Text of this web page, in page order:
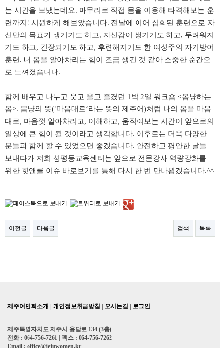
는 시간을 보냈는데요. 마무리로 직접 몸을 이용해 타격해보는 훈
련까지! 시원하게 해보았습니다. 전날에 이어 심화된 훈련으로 자
신만의 목표가 생기기도 하고, 자신감이 생기기도 하고, 두려워지
기도 하고, 긴장되기도 하고, 후련해지기도 한 여성주의 자기방어
훈련. 내 몸을 알아차리는 힘이 조금 생긴 것 같아 소중한 순간으
로 느껴졌습니다.
함께 배우고 나누고 웃고 울고 즐겼던 1박 2일 워크숍 <몸냥하는
몸>. 몸냥의 뜻(’마음대로‘라는 뜻의 제주어)처럼 나의 몸을 마음
대로, 마음껏 알아차리고, 이해하고, 움직여보는 시간이 앞으로의
일상에 큰 힘이 될 것이라고 생각합니다. 이후로는 더욱 다양한
분들과 함께 할 수 있었으면 좋겠습니다. 안전하고 평안한 날들
보내다가 저희 성평등교육센터는 앞으로 전문강사 역량강화를
위한 핫앤쿨 이슈 바로보기를 통해 다시 한 번 만나뵙겠습니다.^^
이전글 다음글 검색 목록
제주여민회소개 | 개인정보취급방침 | 오시는길 | 로그인
제주특별자치도 제주시 용담로 134 (3층)
전화 : 064-756-7261 | 팩스 : 064-756-7262
Email : office@jejuwomen.kr